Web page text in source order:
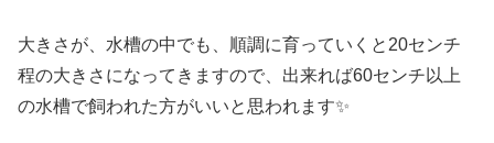
大きさが、水槽の中でも、順調に育っていくと20センチ
程の大きさになってきますので、出来れば60センチ以上
の水槽で飼われた方がいいと思われます✨